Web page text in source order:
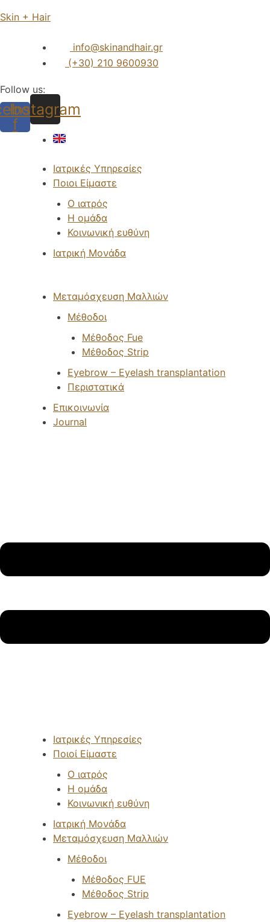
Skin + Hair
info@skinandhair.gr
(+30) 210 9600930
Follow us:
f
Instagram
Ιατρικές Υπηρεσίες
Ποιοι Είμαστε
Ο ιατρός
Η ομάδα
Κοινωνική ευθύνη
Ιατρική Μονάδα
Μεταμόσχευση Μαλλιών
Μέθοδοι
Μέθοδος Fue
Μέθοδος Strip
Eyebrow – Eyelash transplantation
Περιστατικά
Επικοινωνία
Journal
Ιατρικές Υπηρεσίες
Ποιοί Είμαστε
Ο ιατρός
Η ομάδα
Κοινωνική ευθύνη
Ιατρική Μονάδα
Μεταμόσχευση Μαλλιών
Μέθοδοι
Μέθοδος FUE
Μέθοδος Strip
Eyebrow – Eyelash transplantation